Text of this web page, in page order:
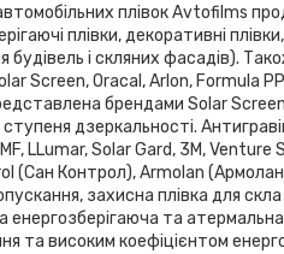
плівок Avtofilms
плівки, декоративні
будівель і скляних фасадів).
Screen, Oracal, Arlon, Formula
​​брендами Solar
дзеркальності.
LLumar, Solar Gard, 3M,
(Сан Контрол), Armolan
захисна плівка для
енергозберігаюча та
та високим коефіцієнтом